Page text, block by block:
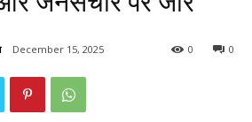
December 15, 2025 0
0